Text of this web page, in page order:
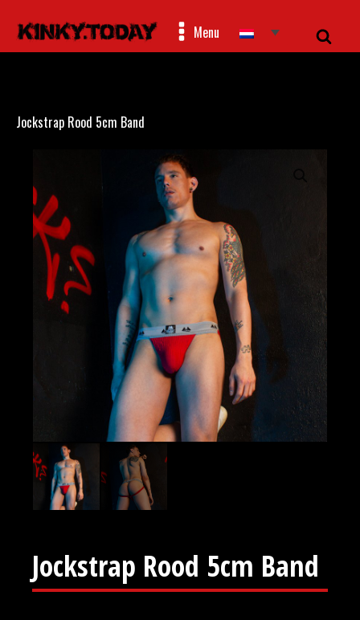
Menu
Jockstrap Rood 5cm Band
Jockstrap Rood 5cm Band